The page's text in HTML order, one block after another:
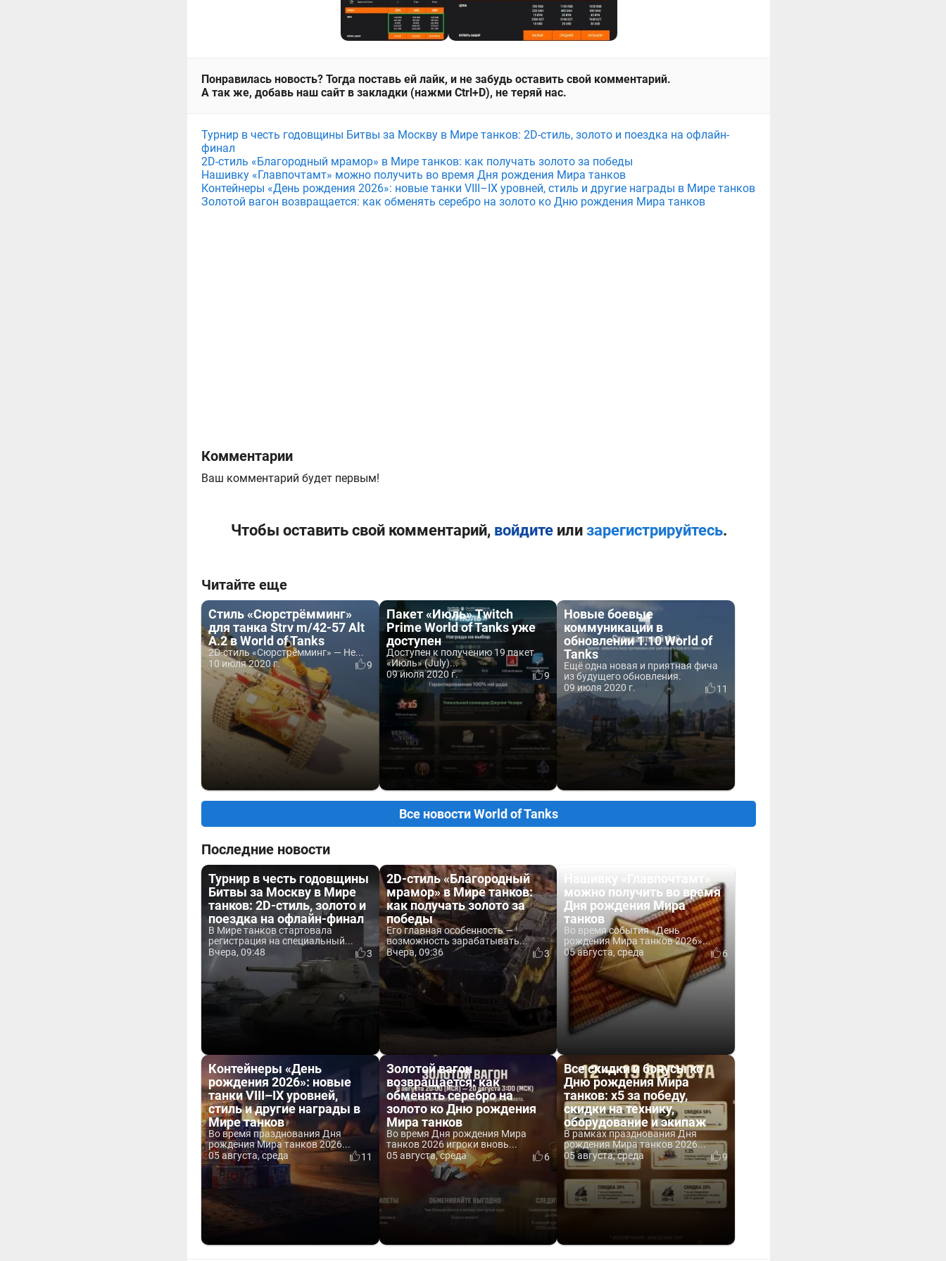
Понравилась новость? Тогда поставь ей лайк, и не забудь оставить свой комментарий.
А так же, добавь наш сайт в закладки (нажми Ctrl+D), не теряй нас.
Турнир в честь годовщины Битвы за Москву в Мире танков: 2D-стиль, золото и поездка на офлайн-
финал
2D-стиль «Благородный мрамор» в Мире танков: как получать золото за победы
Нашивку «Главпочтамт» можно получить во время Дня рождения Мира танков
Контейнеры «День рождения 2026»: новые танки VIII–IX уровней, стиль и другие награды в Мире танков
Золотой вагон возвращается: как обменять серебро на золото ко Дню рождения Мира танков
Комментарии
Ваш комментарий будет первым!
Чтобы оставить свой комментарий, войдитеили зарегистрируйтесь.
Читайте еще
Стиль «Сюрстрёмминг»
для танка Strv m/42-57 Alt
A.2 в World of Tanks
2D-стиль «Сюрстрёмминг» — Не...
10 июля 2020 г.
9
Пакет «Июль» Twitch
Prime World of Tanks уже
доступен
Доступен к получению 19 пакет
«Июль» (July)...
09 июля 2020 г.
9
Новые боевые
коммуникации в
обновлении 1.10 World of
Tanks
Ещё одна новая и приятная фича
из будущего обновления.
09 июля 2020 г.
11
Все новости World of Tanks
Последние новости
Турнир в честь годовщины
Битвы за Москву в Мире
танков: 2D-стиль, золото и
поездка на офлайн-финал
В Мире танков стартовала
регистрация на специальный...
Вчера, 09:48
3
2D-стиль «Благородный
мрамор» в Мире танков:
как получать золото за
победы
Его главная особенность —
возможность зарабатывать...
Вчера, 09:36
3
Нашивку «Главпочтамт»
можно получить во время
Дня рождения Мира
танков
Во время события «День
рождения Мира танков 2026»...
05 августа, среда
6
Контейнеры «День
рождения 2026»: новые
танки VIII–IX уровней,
стиль и другие награды в
Мире танков
Во время празднования Дня
рождения Мира танков 2026...
05 августа, среда
11
Золотой вагон
возвращается: как
обменять серебро на
золото ко Дню рождения
Мира танков
Во время Дня рождения Мира
танков 2026 игроки вновь...
05 августа, среда
6
Все скидки и бонусы ко
Дню рождения Мира
танков: x5 за победу,
скидки на технику,
оборудование и экипаж
В рамках празднования Дня
рождения Мира танков 2026...
05 августа, среда
9